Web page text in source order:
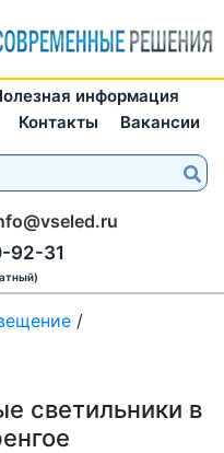
информация
Контакты Вакансии
92-31
/
светильники в